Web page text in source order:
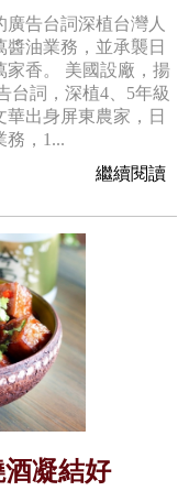
告台詞深植台灣人
油業務，並承襲日
家香。 美國設廠，揚
台詞，深植4、5年級
出身屏東農家，日
，1...
繼續閱讀
凝結好